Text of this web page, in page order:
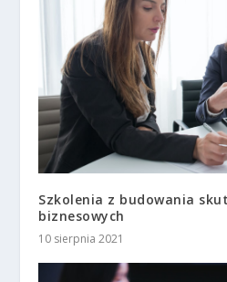
Szkolenia z budowania
biznesowych
10 sierpnia 2021